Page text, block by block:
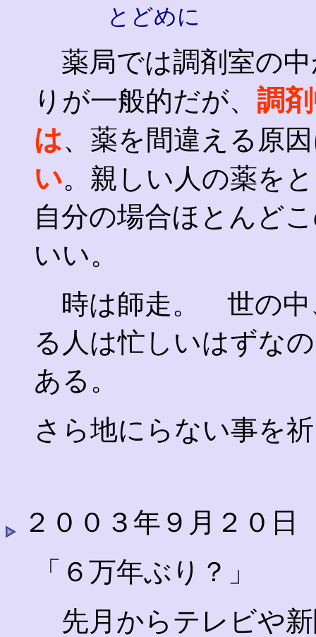
とどめに
薬局では調剤室の
りが一般的だが、 調
は、薬を間違える原
い。親しい人の薬を
自分の場合ほとんど
いい。
時は師走。 世の中
る人は忙しいはずな
ある。
さら地にらない事を
２００３年９月２０日
「６万年ぶり？」
先月からテレビや